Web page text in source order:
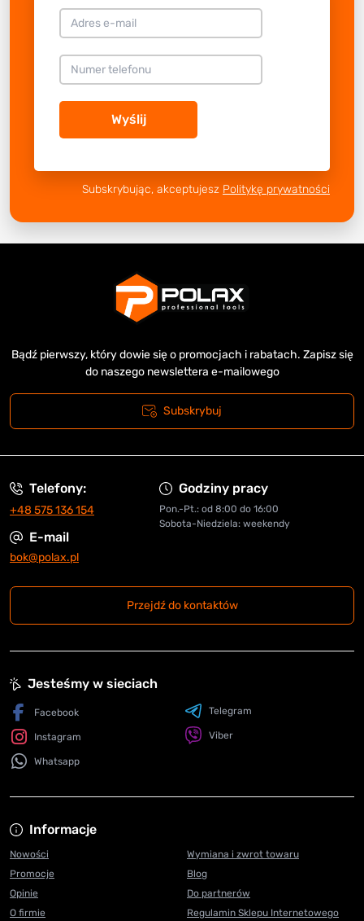
Wyślij
Subskrybując, akceptujesz Politykę prywatności
Bądź pierwszy, który dowie się o promocjach i rabatach. Zapisz się
do naszego newslettera e-mailowego
Subskrybuj
Telefony:
+48 575 136 154
Godziny pracy
Pon.-Pt.: od 8:00 do 16:00
Sobota-Niedziela: weekendy
E-mail
bok@polax.pl
Przejdź do kontaktów
Informacje
Nowości
Promocje
Opinie
O firmie
Wymiana i zwrot towaru
Blog
Do partnerów
Regulamin Sklepu Internetowego
Jesteśmy w sieciach
Facebook
Instagram
Whatsapp
Telegram
Viber